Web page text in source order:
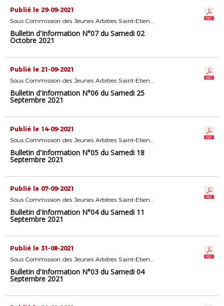
Publié le 29-09-2021
Sous Commission des Jeunes Arbitres Saint-Etienne
Bulletin d'Information N°07 du Samedi 02
Octobre 2021
Publié le 21-09-2021
Sous Commission des Jeunes Arbitres Saint-Etienne
Bulletin d'Information N°06 du Samedi 25
Septembre 2021
Publié le 14-09-2021
Sous Commission des Jeunes Arbitres Saint-Etienne
Bulletin d'Information N°05 du Samedi 18
Septembre 2021
Publié le 07-09-2021
Sous Commission des Jeunes Arbitres Saint-Etienne
Bulletin d'Information N°04 du Samedi 11
Septembre 2021
Publié le 31-08-2021
Sous Commission des Jeunes Arbitres Saint-Etienne
Bulletin d'Information N°03 du Samedi 04
Septembre 2021